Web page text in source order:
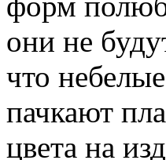
они не
что
пачкают
цвета на